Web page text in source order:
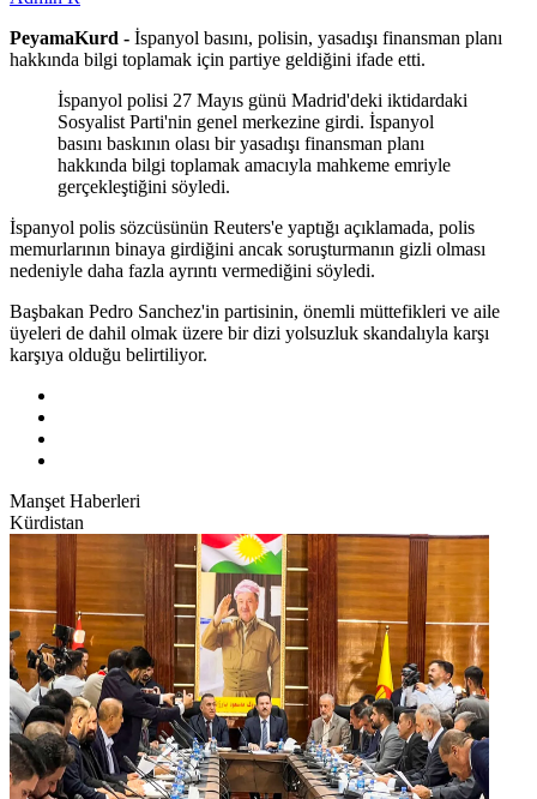
PeyamaKurd - İspanyol basını, polisin, yasadışı finansman planı
hakkında bilgi toplamak için partiye geldiğini ifade etti.
İspanyol polisi 27 Mayıs günü Madrid'deki iktidardaki
Sosyalist Parti'nin genel merkezine girdi. İspanyol
basını baskının olası bir yasadışı finansman planı
hakkında bilgi toplamak amacıyla mahkeme emriyle
gerçekleştiğini söyledi.
İspanyol polis sözcüsünün Reuters'e yaptığı açıklamada, polis
memurlarının binaya girdiğini ancak soruşturmanın gizli olması
nedeniyle daha fazla ayrıntı vermediğini söyledi.
Başbakan Pedro Sanchez'in partisinin, önemli müttefikleri ve aile
üyeleri de dahil olmak üzere bir dizi yolsuzluk skandalıyla karşı
karşıya olduğu belirtiliyor.
Manşet Haberleri
Kürdistan